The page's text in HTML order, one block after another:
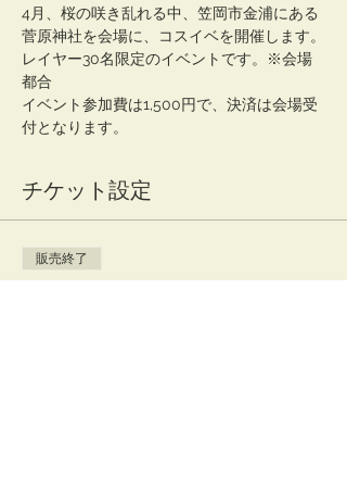
4月、桜の咲き乱れる中、笠岡市金浦にある
菅原神社を会場に、コスイベを開催します。
レイヤー30名限定のイベントです。※会場
都合
イベント参加費は1,500円で、決済は会場受
チケット設定
販売終了